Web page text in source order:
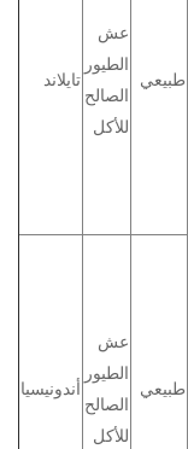
تايلاند
عش
الطيور
الصالح
للأكل
طبيعي
أندونيسيا
عش
الطيور
الصالح
للأكل
طبيعي